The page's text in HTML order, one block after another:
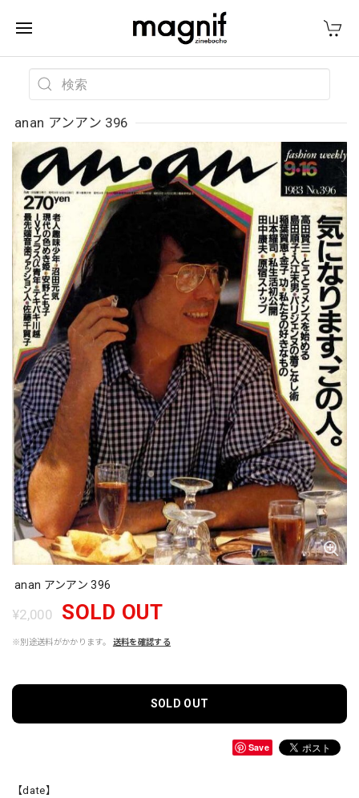
anan アンアン 396
anan アンアン 396
¥2,000 SOLD OUT
※別途送料がかかります。 送料を確認する
SOLD OUT
Save
【date】